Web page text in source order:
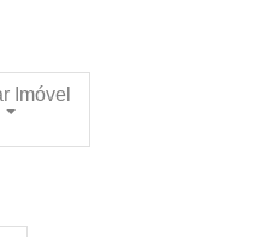
Imóvel